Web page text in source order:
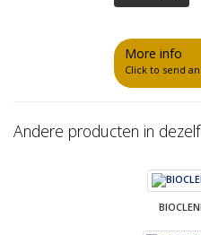
More info
Click to send
Andere producten in